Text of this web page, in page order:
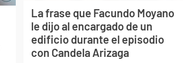
La frase que Facundo Moyano
le dijo al encargado de un
edificio durante el episodio
con Candela Arizaga